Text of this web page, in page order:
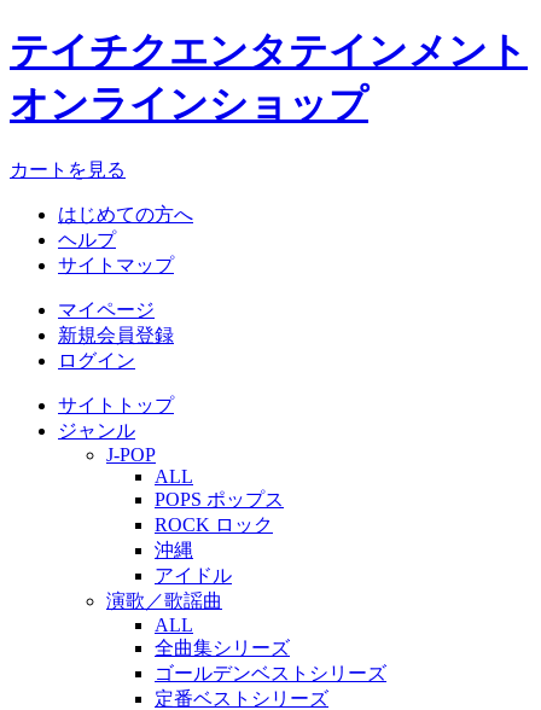
テイチクエンタテインメント
オンラインショップ
カートを見る
はじめての方へ
ヘルプ
サイトマップ
マイページ
新規会員登録
ログイン
サイトトップ
ジャンル
J-POP
ALL
POPS ポップス
ROCK ロック
沖縄
アイドル
演歌／歌謡曲
ALL
全曲集シリーズ
ゴールデンベストシリーズ
定番ベストシリーズ